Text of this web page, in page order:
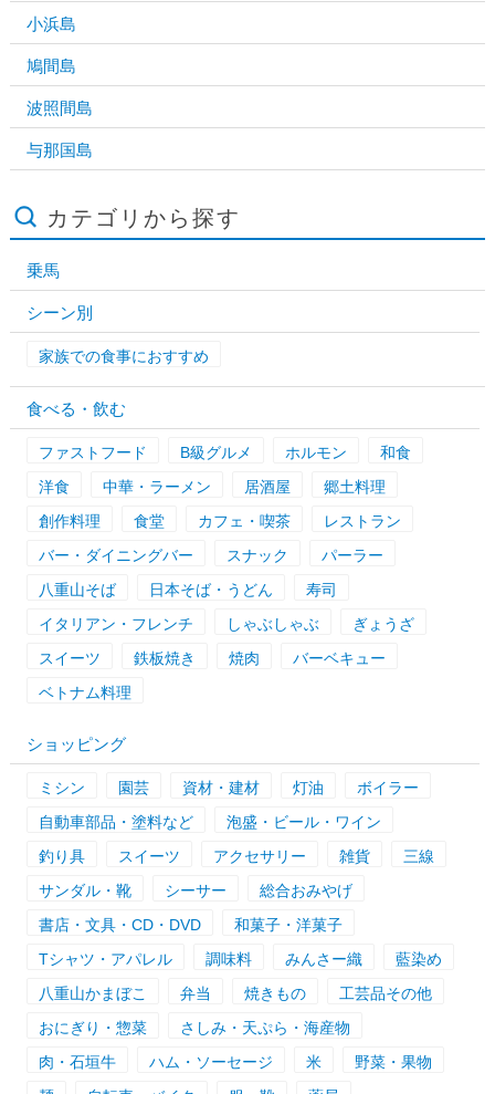
小浜島
鳩間島
波照間島
与那国島
カテゴリから探す
乗馬
シーン別
家族での食事におすすめ
食べる・飲む
ファストフード B級グルメ ホルモン
和食
洋食
中華・ラーメン 居酒屋
郷土料理
創作料理
食堂 カフェ・喫茶
レストラン
バー・ダイニングバー
スナック
パーラー
八重山そば
日本そば・うどん
寿司
イタリアン・フレンチ
しゃぶしゃぶ
ぎょうざ
スイーツ
鉄板焼き 焼肉
バーベキュー
ベトナム料理
ショッピング
ミシン 園芸 資材・建材 灯油
ボイラー
自動車部品・塗料など
泡盛・ビール・ワイン
釣り具
スイーツ アクセサリー 雑貨
三線
サンダル・靴
シーサー
総合おみやげ
書店・文具・CD・DVD
和菓子・洋菓子
Tシャツ・アパレル
調味料 みんさー織
藍染め
八重山かまぼこ
弁当 焼きもの
工芸品その他
おにぎり・惣菜
さしみ・天ぷら・海産物
肉・石垣牛
ハム・ソーセージ 米
野菜・果物